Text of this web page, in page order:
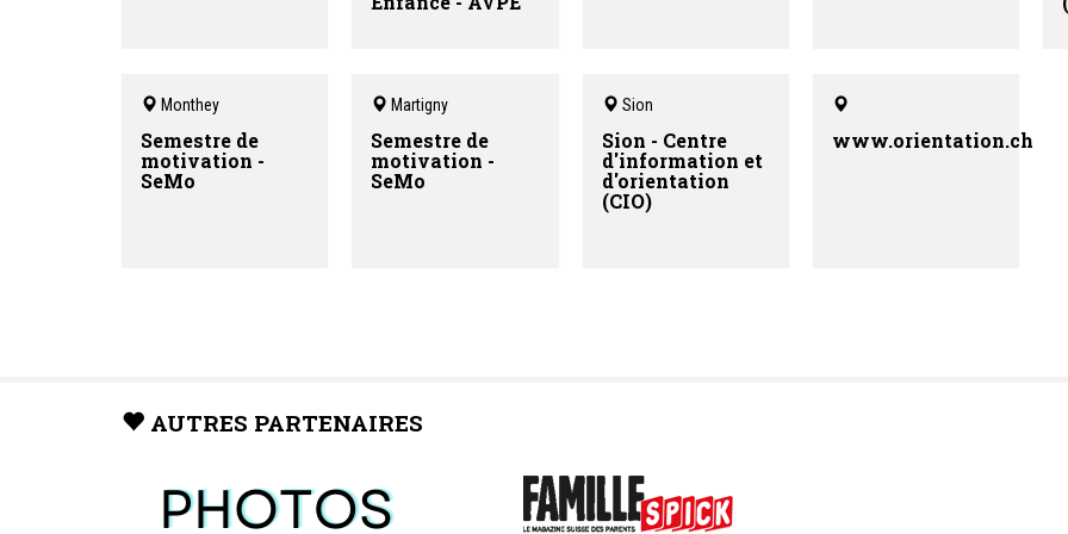
Monthey
Semestre de
motivation -
SeMo
Martigny
Semestre de
motivation -
SeMo
Sion
Sion - Centre
d'information et
d'orientation
(CIO)
www.orientation.ch
AUTRES PARTENAIRES